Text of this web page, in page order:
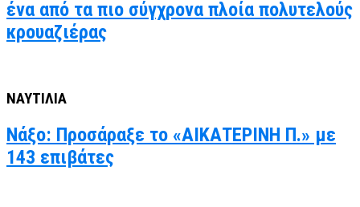
ένα από τα πιο σύγχρονα πλοία πολυτελούς
κρουαζιέρας
ΝΑΥΤΙΛΙΑ
Νάξο: Προσάραξε το «ΑΙΚΑΤΕΡΙΝΗ Π.» με
143 επιβάτες